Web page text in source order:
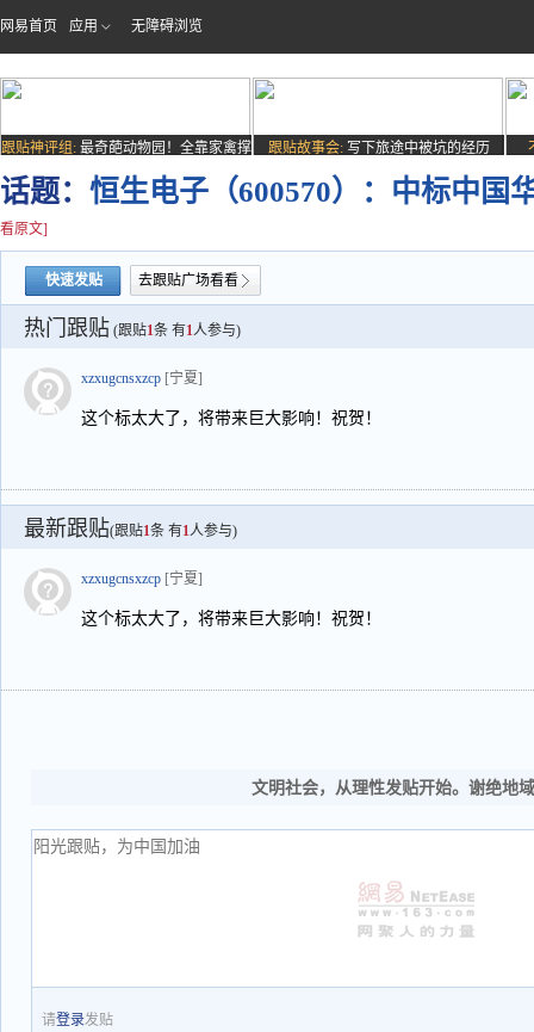
网易首页 应用 无障碍浏览
跟贴神评组: 最奇葩动物园！全靠家禽撑
场子
跟贴故事会: 写下旅途中被坑的经历
话题： 恒生电子（600570）：中标中国
看原文]
快速发贴 去跟贴广场看看
热门跟贴 (跟贴1条 有1人参与)
xzxugcnsxzcp [宁夏]
这个标太大了，将带来巨大影响！祝贺！
最新跟贴(跟贴1条 有1人参与)
xzxugcnsxzcp [宁夏]
这个标太大了，将带来巨大影响！祝贺！
文明社会，从理性发贴开始。谢绝地
请登录发贴